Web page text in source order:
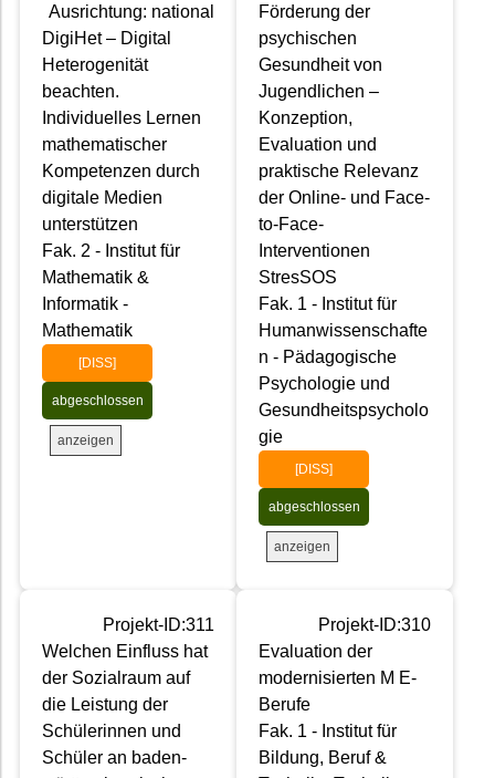
Ausrichtung: national
DigiHet – Digital
Heterogenität
beachten.
Individuelles Lernen
mathematischer
Kompetenzen durch
digitale Medien
unterstützen
Fak. 2 - Institut für
Mathematik &
Informatik -
Mathematik
[DISS]
abgeschlossen
anzeigen
Förderung der
psychischen
Gesundheit von
Jugendlichen –
Konzeption,
Evaluation und
praktische Relevanz
der Online- und Face-
to-Face-
Interventionen
StresSOS
Fak. 1 - Institut für
Humanwissenschafte
n - Pädagogische
Psychologie und
Gesundheitspsycholo
gie
[DISS]
abgeschlossen
anzeigen
Projekt-ID:311
Welchen Einfluss hat
der Sozialraum auf
die Leistung der
Schülerinnen und
Schüler an baden-
Projekt-ID:310
Evaluation der
modernisierten M E-
Berufe
Fak. 1 - Institut für
Bildung, Beruf &